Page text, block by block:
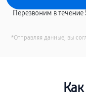
Перезвоним в течение
*Отправляя данные, вы